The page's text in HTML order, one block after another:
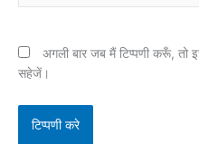
अगली बार जब मैं टिप्पणी करूँ, तो
सहेजें।